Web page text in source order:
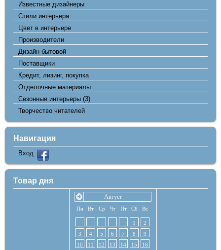
Известные дизайнеры
Стили интерьера
Цвет в интерьере
Производители
Дизайн бытовой
Поставщики
Кредит, лизинг, покупка
Отделочные материалы
Сезонные интерьеры (3)
Творчество читателей
Навигация
Вход
Товар дня
Август
Пн Вт Ср Чт Пт Сб Вс
1
2
3
4 5 6 7 8
9
10
11 12 13 14 15
16